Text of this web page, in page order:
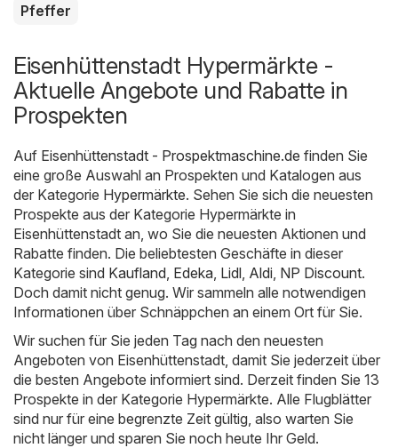
Pfeffer
Eisenhüttenstadt Hypermärkte -
Aktuelle Angebote und Rabatte in
Prospekten
Auf Eisenhüttenstadt - Prospektmaschine.de finden Sie
eine große Auswahl an Prospekten und Katalogen aus
der Kategorie Hypermärkte. Sehen Sie sich die neuesten
Prospekte aus der Kategorie Hypermärkte in
Eisenhüttenstadt an, wo Sie die neuesten Aktionen und
Rabatte finden. Die beliebtesten Geschäfte in dieser
Kategorie sind Kaufland Edeka Lidl Aldi NP Discount.
Doch damit nicht genug. Wir sammeln alle notwendigen
Informationen über Schnäppchen an einem Ort für Sie.
Wir suchen für Sie jeden Tag nach den neuesten
Angeboten von Eisenhüttenstadt, damit Sie jederzeit über
die besten Angebote informiert sind. Derzeit finden Sie 13
Prospekte in der Kategorie Hypermärkte. Alle Flugblätter
sind nur für eine begrenzte Zeit gültig, also warten Sie
nicht länger und sparen Sie noch heute Ihr Geld.